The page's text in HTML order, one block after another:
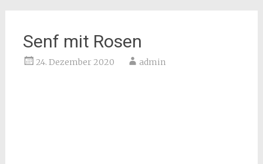
Senf mit Rosen
24. Dezember 2020 admin